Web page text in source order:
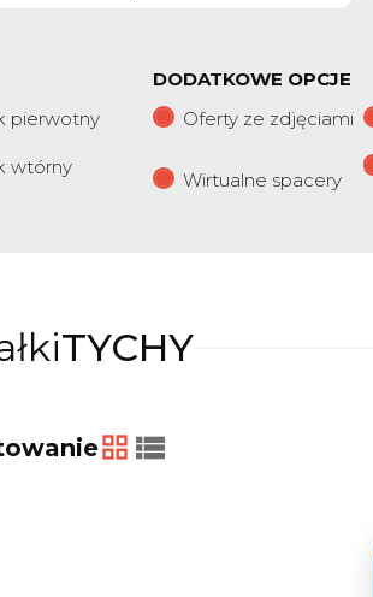
pierwotny
wtórny
DODATKOWE OPCJE
Oferty ze zdjęciami
Wirtualne spacery
TYCHY
tabela
lista